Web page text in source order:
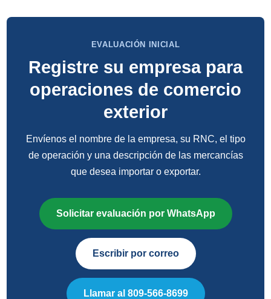
EVALUACIÓN INICIAL
Registre su empresa para
operaciones de comercio
exterior
Envíenos el nombre de la empresa, su RNC, el tipo
de operación y una descripción de las mercancías
que desea importar o exportar.
Solicitar evaluación por WhatsApp
Escribir por correo
Llamar al 809-566-8699